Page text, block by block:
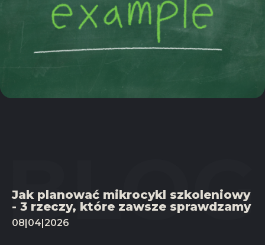
Jak planować mikrocykl szkoleniowy
- 3 rzeczy, które zawsze sprawdzamy
08|04|2026